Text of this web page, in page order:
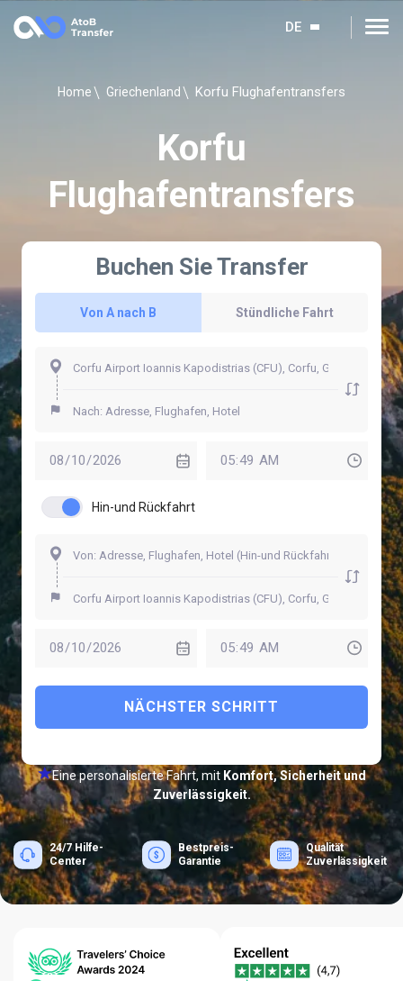
DE
Home Griechenland Korfu Flughafentransfers
Korfu
Flughafentransfers
Buchen Sie Transfer
Von A nach B Stündliche Fahrt
Hin-und Rückfahrt
NÄCHSTER SCHRITT
Eine personalisierte Fahrt, mit Komfort, Sicherheit und
Zuverlässigkeit.
24/7 Hilfe-
Center
Bestpreis-
Garantie
Qualität
Zuverlässigkeit